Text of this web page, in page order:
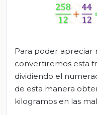
Para poder apreciar
convertiremos esta
dividiendo el
de esta manera
kilogramos en las